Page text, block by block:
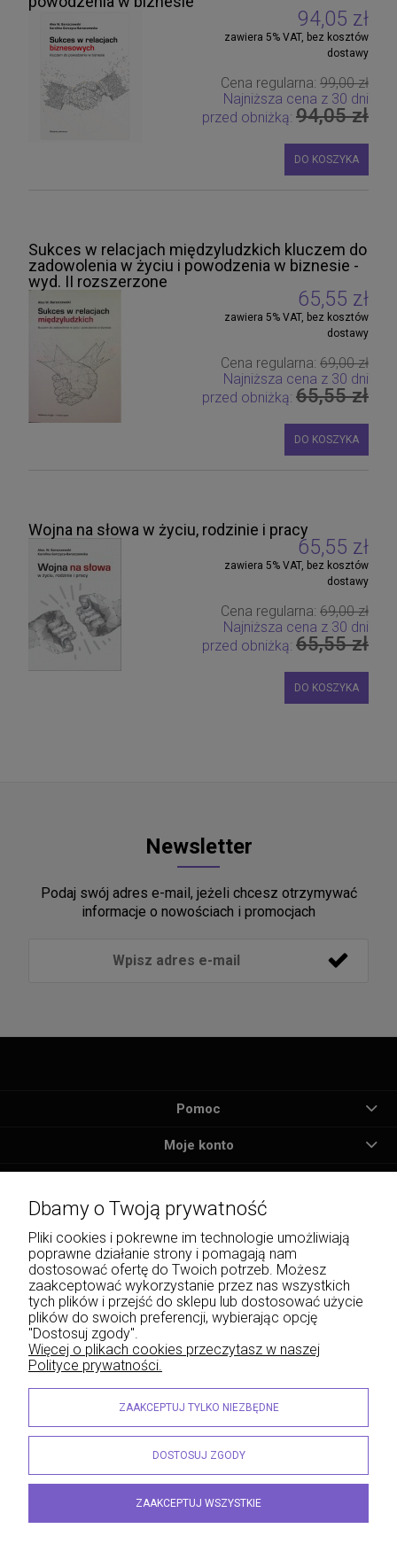
94,05 zł
zawiera 5% VAT, bez kosztów
dostawy
Cena regularna: 99,00 zł
Najniższa cena z 30 dni
przed obniżką: 94,05 zł
DO KOSZYKA
Sukces w relacjach międzyludzkich kluczem do
zadowolenia w życiu i powodzenia w biznesie -
wyd. II rozszerzone
65,55 zł
zawiera 5% VAT, bez kosztów
dostawy
Cena regularna: 69,00 zł
Najniższa cena z 30 dni
przed obniżką: 65,55 zł
DO KOSZYKA
Wojna na słowa w życiu, rodzinie i pracy
65,55 zł
zawiera 5% VAT, bez kosztów
dostawy
Cena regularna: 69,00 zł
Najniższa cena z 30 dni
przed obniżką: 65,55 zł
DO KOSZYKA
Newsletter
Podaj swój adres e-mail, jeżeli chcesz otrzymywać
informacje o nowościach i promocjach
Pomoc
Moje konto
Informacje
O nas
Wojciech Naja - Księgarnia Sądowa, Krakowskie Przedmieście 43, 20-076 Lublin | e-
mail: info@lexliber.pl | tel.: +48 513 959 100
Styl graficzny ShopGadget.eu
Sklep internetowy Shoper.pl
Dbamy o Twoją prywatność
Pliki cookies i pokrewne im technologie umożliwiają
poprawne działanie strony i pomagają nam
dostosować ofertę do Twoich potrzeb. Możesz
zaakceptować wykorzystanie przez nas wszystkich
tych plików i przejść do sklepu lub dostosować użycie
plików do swoich preferencji, wybierając opcję
"Dostosuj zgody".
Więcej o plikach cookies przeczytasz w naszej
Polityce prywatności.
ZAAKCEPTUJ TYLKO NIEZBĘDNE
DOSTOSUJ ZGODY
ZAAKCEPTUJ WSZYSTKIE